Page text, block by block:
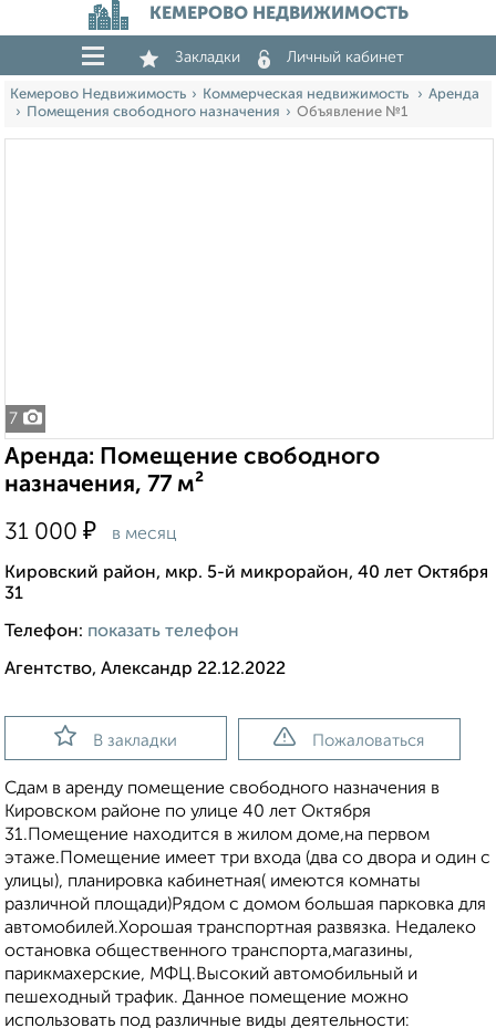
КЕМЕРОВО НЕДВИЖИМОСТЬ
Закладки Личный кабинет
Кемерово Недвижимость Коммерческая недвижимость
Аренда
Помещения свободного назначения
Объявление №1
7
Аренда: Помещение свободного
назначения, 77 м²
31 000 ₽ в месяц
Кировский район, мкр. 5-й микрорайон, 40 лет Октября
31
Телефон: показать телефон
Агентство, Александр 22.12.2022
В закладки Пожаловаться
Сдам в аренду помещение свободного назначения в
Кировском районе по улице 40 лет Октября
31.Помещение находится в жилом доме,на первом
этаже.Помещение имеет три входа (два со двора и один с
улицы), планировка кабинетная( имеются комнаты
различной площади)Рядом с домом большая парковка для
автомобилей.Хорошая транспортная развязка. Недалеко
остановка общественного транспорта,магазины,
парикмахерские, МФЦ.Высокий автомобильный и
пешеходный трафик. Данное помещение можно
использовать под различные виды деятельности: